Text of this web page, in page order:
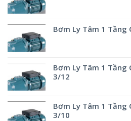
Bơm Ly Tâm 1 Tầng
Bơm Ly Tâm 1 Tầng
3/12
Bơm Ly Tâm 1 Tầng
3/10